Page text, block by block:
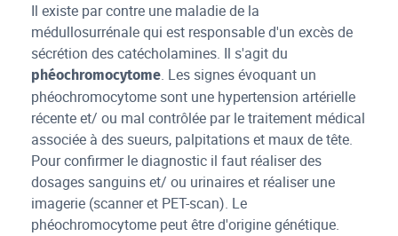
Il existe par contre une maladie de la
médullosurrénale qui est responsable d'un excès de
sécrétion des catécholamines. Il s'agit du
phéochromocytome. Les signes évoquant un
phéochromocytome sont une hypertension artérielle
récente et/ ou mal contrôlée par le traitement médical
associée à des sueurs, palpitations et maux de tête.
Pour confirmer le diagnostic il faut réaliser des
dosages sanguins et/ ou urinaires et réaliser une
imagerie (scanner et PET-scan). Le
phéochromocytome peut être d'origine génétique.